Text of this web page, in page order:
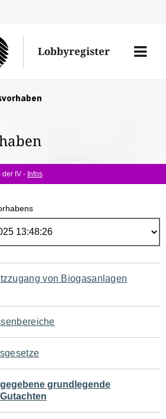
Lobbyregister
Menü
der IV - Infos
von Biogasanlagen
grundlegende